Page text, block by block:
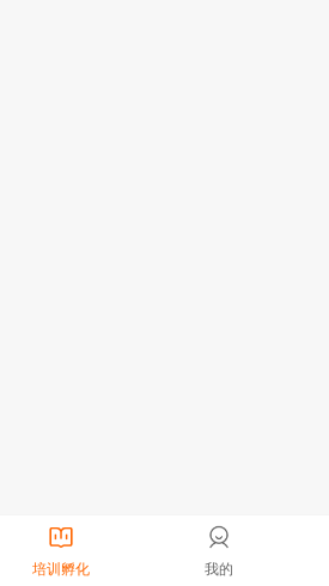
培训孵化 我的